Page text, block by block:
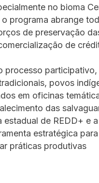
no bioma
programa abrange
de preservação
de
processo participativo,
povos
em oficinas
das
de REDD+ e a
estratégica
práticas produtivas